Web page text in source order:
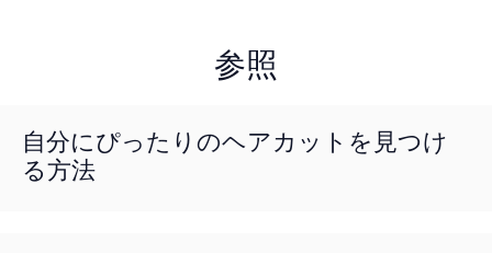
参照
自分にぴったりのヘアカットを見つけ
る方法